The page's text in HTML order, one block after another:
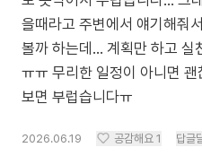
을때라고 주변에서 얘기해줘
볼까 하는데... 계획만 하고 실
ㅠㅠ 무리한 일정이 아니면
보면 부럽습니다ㅠ
2026.06.19 공감해요 1 답글